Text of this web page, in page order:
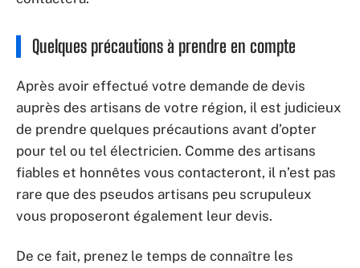
Quelques précautions à prendre en compte
Après avoir effectué votre demande de devis
auprès des artisans de votre région, il est judicieux
de prendre quelques précautions avant d’opter
pour tel ou tel électricien. Comme des artisans
fiables et honnêtes vous contacteront, il n’est pas
rare que des pseudos artisans peu scrupuleux
vous proposeront également leur devis.
De ce fait, prenez le temps de connaître les